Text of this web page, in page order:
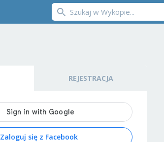
REJESTRACJA
Zaloguj się z Facebook